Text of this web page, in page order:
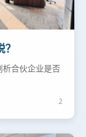
合伙企业是否
2